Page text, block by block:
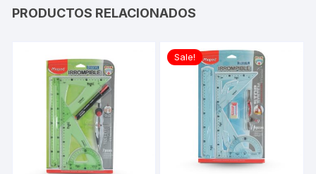
PRODUCTOS RELACIONADOS
Sale!